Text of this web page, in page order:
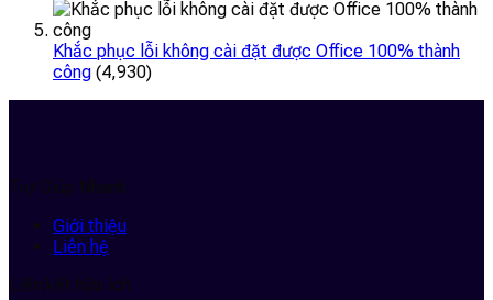
Khắc phục lỗi không cài đặt được Office 100% thành
công (4,930)
Trợ Giúp Nhanh
Giới thiệu
Liên hệ
Liên kết hữu ích